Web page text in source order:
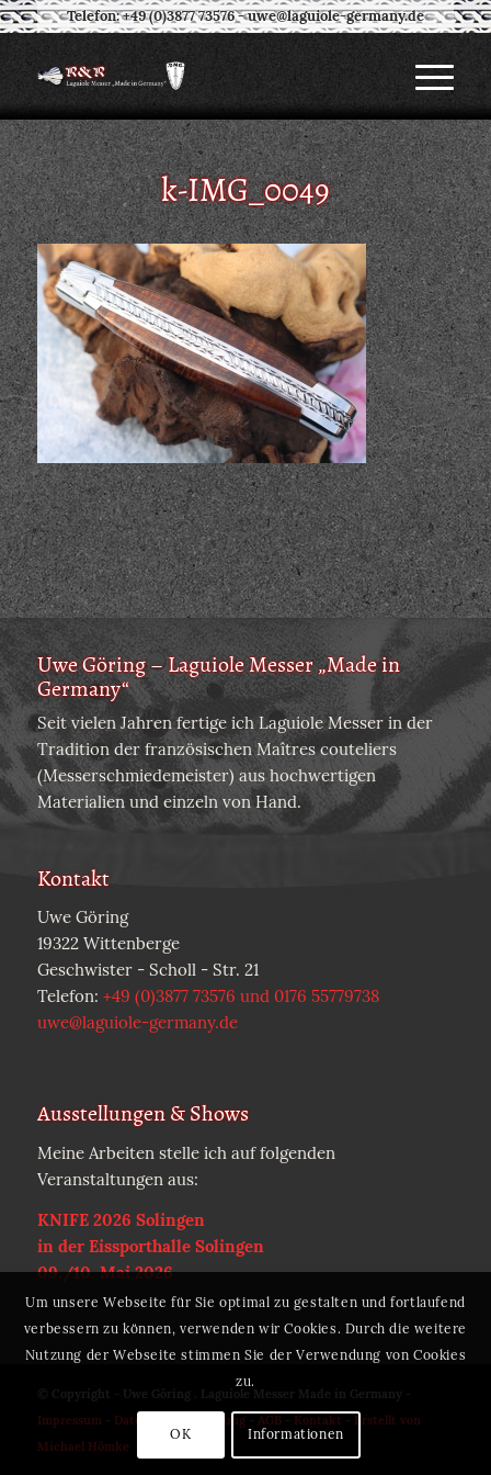
Telefon: +49 (0)3877 73576-uwe@laguiole-germany.de
k-IMG_0049
Uwe Göring – Laguiole Messer „Made in
Germany“
Seit vielen Jahren fertige ich Laguiole Messer in der
Tradition der französischen Maîtres couteliers
(Messerschmiedemeister) aus hochwertigen
Materialien und einzeln von Hand.
Kontakt
Uwe Göring
19322 Wittenberge
Geschwister - Scholl - Str. 21
Telefon: +49 (0)3877 73576 und 0176 55779738
uwe@laguiole-germany.de
Ausstellungen & Shows
Meine Arbeiten stelle ich auf folgenden
Veranstaltungen aus:
KNIFE 2026 Solingen
in der Eissporthalle Solingen
09./10. Mai 2026
© Copyright - Uwe Göring . Laguiole Messer Made in Germany -
Impressum- Datenschutzerklärung- AGB- Kontakt
Erstellt von
Michael Hömke
Um unsere Webseite für Sie optimal zu gestalten und fortlaufend
verbessern zu können, verwenden wir Cookies. Durch die weitere
Nutzung der Webseite stimmen Sie der Verwendung von Cookies
zu.
OK Informationen